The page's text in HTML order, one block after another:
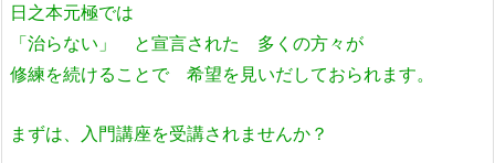
日之本元極では
「治らない」 と宣言された 多くの方々が
修練を続けることで 希望を見いだしておられます。
まずは、入門講座を受講されませんか？